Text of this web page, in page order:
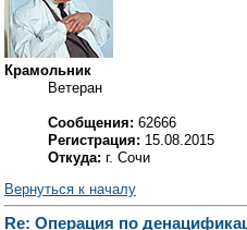
Крамольник
Ветеран
Сообщения: 62666
Регистрация: 15.08.2015
Откуда: г. Сочи
Вернуться к началу
Re: Операция по